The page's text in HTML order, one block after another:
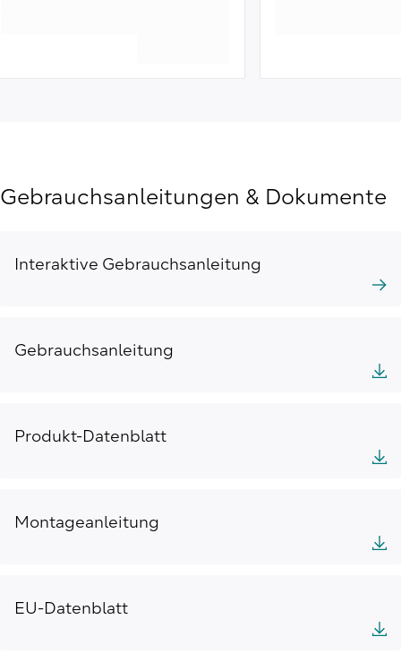
Gebrauchsanleitungen & Dokumente
Interaktive Gebrauchsanleitung
Gebrauchsanleitung
Produkt-Datenblatt
Montageanleitung
EU-Datenblatt